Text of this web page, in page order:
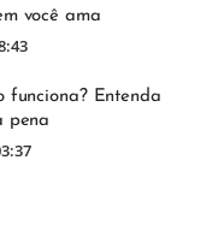
você ama
funciona? Entenda
pena